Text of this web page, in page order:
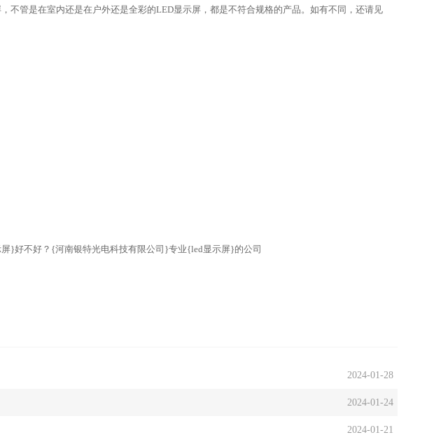
不管是在室内还是在户外还是全彩的LED显示屏，都是不符合规格的产品。如有不同，还请见
}好不好？{河南银特光电科技有限公司}专业{led显示屏}的公司
2024-01-28
2024-01-24
2024-01-21